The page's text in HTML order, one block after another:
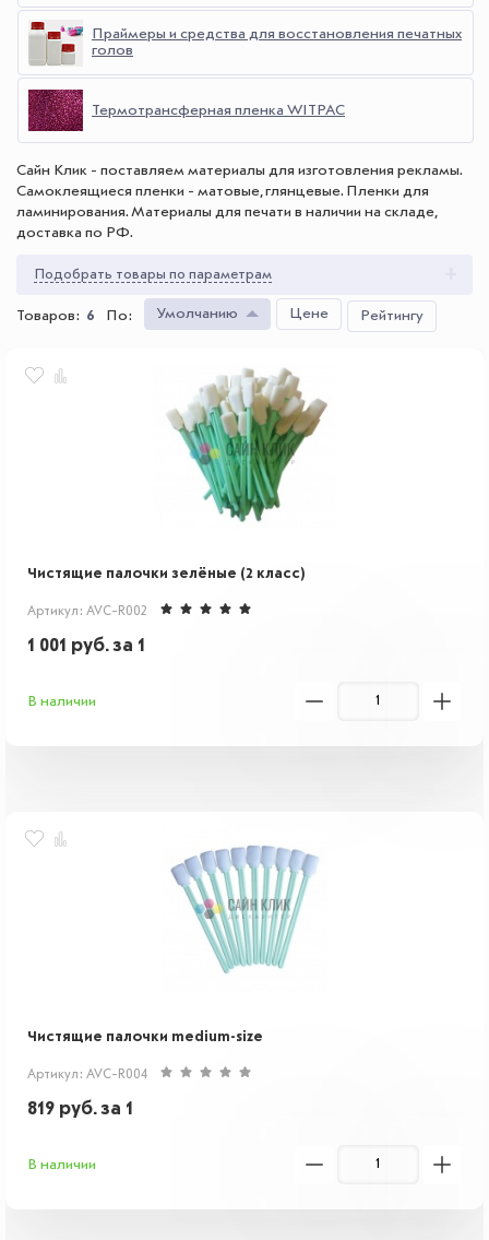
Праймеры и средства для восстановления печатных
голов
Термотрансферная пленка WITPAC
Сайн Клик - поставляем материалы для изготовления рекламы.
Самоклеящиеся пленки - матовые, глянцевые. Пленки для
ламинирования. Материалы для печати в наличии на складе,
доставка по РФ.
Подобрать товары по параметрам
Товаров: 6 По: Умолчанию Цене Рейтингу
Чистящие палочки зелёные (2 класс)
Артикул: AVC-R002
1 001 руб.за 1
В наличии
Чистящие палочки medium-size
Артикул: AVC-R004
819 руб.за 1
В наличии